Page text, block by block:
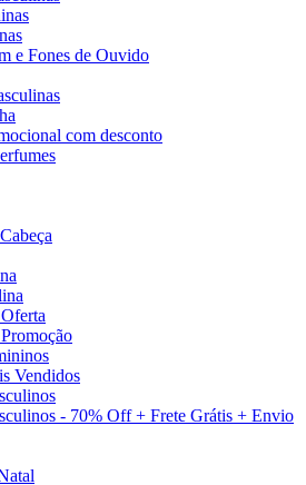
e Fones de Ouvido
com desconto
Vendidos
- 70% Off + Frete Grátis + Envio